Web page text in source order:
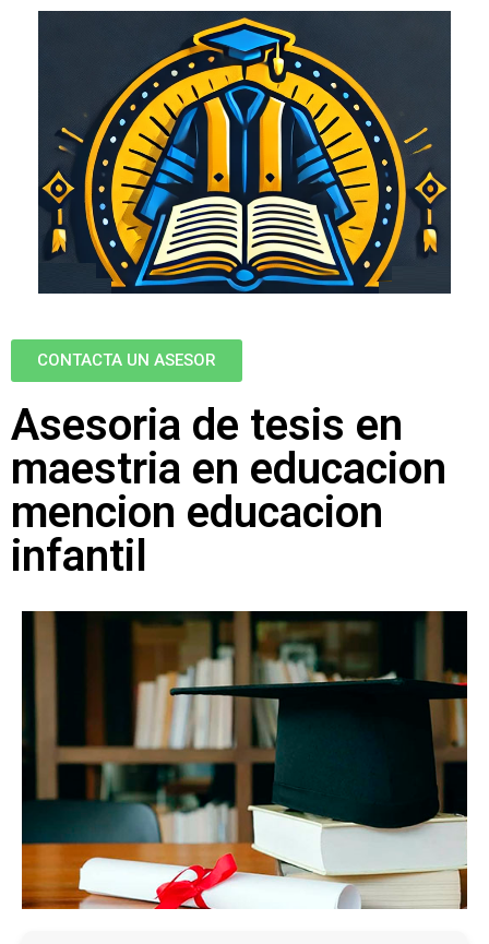
CONTACTA UN ASESOR
Asesoria de tesis en
maestria en educacion
mencion educacion
infantil